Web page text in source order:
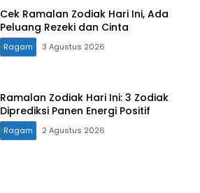
Cek Ramalan Zodiak Hari Ini, Ada
Peluang Rezeki dan Cinta
Ragam 3 Agustus 2026
Ramalan Zodiak Hari Ini: 3 Zodiak
Diprediksi Panen Energi Positif
Ragam 2 Agustus 2026